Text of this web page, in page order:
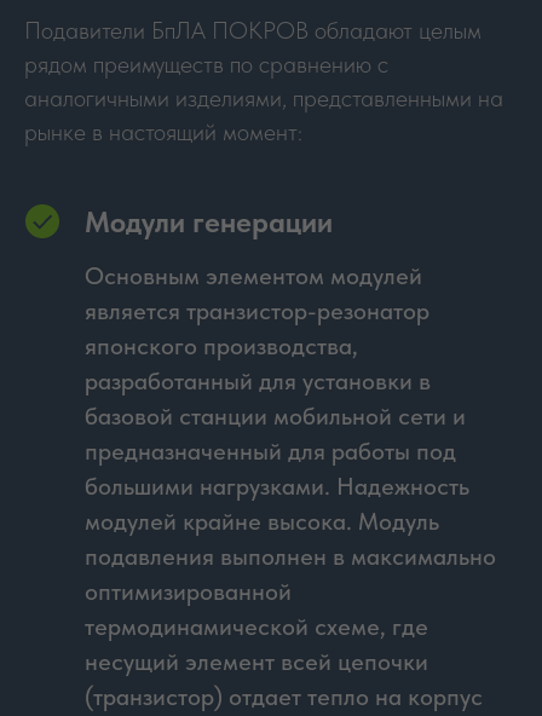
Подавители БпЛА ПОКРОВ обладают целым
рядом преимуществ по сравнению с
аналогичными изделиями, представленными на
рынке в настоящий момент:
Модули генерации
Основным элементом модулей
является транзистор-резонатор
японского производства,
разработанный для установки в
базовой станции мобильной сети и
предназначенный для работы под
большими нагрузками. Надежность
модулей крайне высока. Модуль
подавления выполнен в максимально
оптимизированной
термодинамической схеме, где
несущий элемент всей цепочки
(транзистор) отдает тепло на корпус